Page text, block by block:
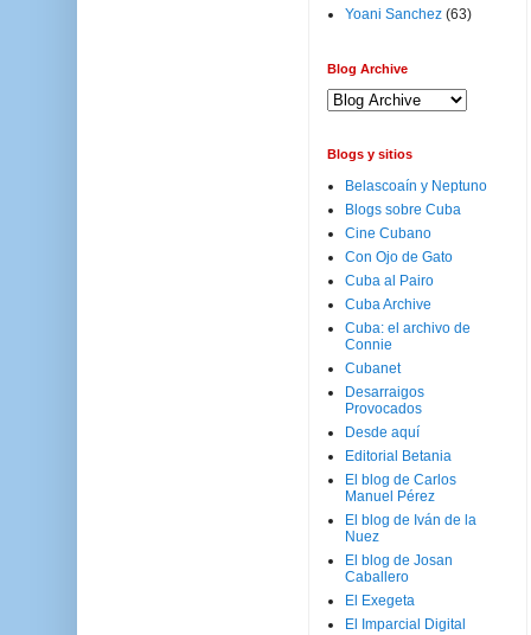
Yoani Sanchez (63)
Blog Archive
Blogs y sitios
Belascoaín y Neptuno
Blogs sobre Cuba
Cine Cubano
Con Ojo de Gato
Cuba al Pairo
Cuba Archive
Cuba: el archivo de
Connie
Cubanet
Desarraigos
Provocados
Desde aquí
Editorial Betania
El blog de Carlos
Manuel Pérez
El blog de Iván de la
Nuez
El blog de Josan
Caballero
El Exegeta
El Imparcial Digital